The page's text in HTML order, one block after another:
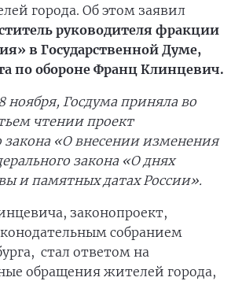
города. Об этом заявил
руководителя фракции
в Государственной Думе,
по обороне Франц Клинцевич.
ноября, Госдума приняла во
чтении проект
закона «О внесении изменения
закона «О днях
и памятных датах России».
законопроект,
собранием
стал ответом на
обращения жителей города,